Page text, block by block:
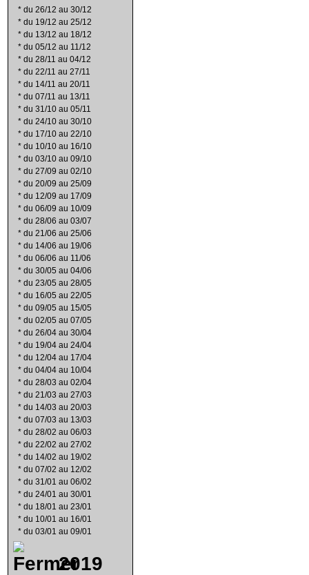
* du 26/12 au 30/12
* du 19/12 au 25/12
* du 13/12 au 18/12
* du 05/12 au 11/12
* du 28/11 au 04/12
* du 22/11 au 27/11
* du 14/11 au 20/11
* du 07/11 au 13/11
* du 31/10 au 05/11
* du 24/10 au 30/10
* du 17/10 au 22/10
* du 10/10 au 16/10
* du 03/10 au 09/10
* du 27/09 au 02/10
* du 20/09 au 25/09
* du 12/09 au 17/09
* du 06/09 au 10/09
* du 28/06 au 03/07
* du 21/06 au 25/06
* du 14/06 au 19/06
* du 06/06 au 11/06
* du 30/05 au 04/06
* du 23/05 au 28/05
* du 16/05 au 22/05
* du 09/05 au 15/05
* du 02/05 au 07/05
* du 26/04 au 30/04
* du 19/04 au 24/04
* du 12/04 au 17/04
* du 04/04 au 10/04
* du 28/03 au 02/04
* du 21/03 au 27/03
* du 14/03 au 20/03
* du 07/03 au 13/03
* du 28/02 au 06/03
* du 22/02 au 27/02
* du 14/02 au 19/02
* du 07/02 au 12/02
* du 31/01 au 06/02
* du 24/01 au 30/01
* du 18/01 au 23/01
* du 10/01 au 16/01
* du 03/01 au 09/01
2019